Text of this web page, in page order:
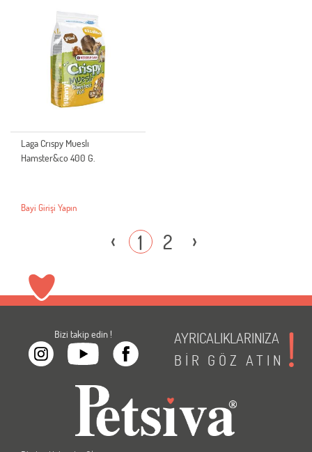
Laga Crıspy Mueslı
Hamster&co 400 G.
Bayi Girişi Yapın
‹ 1 2 ›
Bizi takip edin !
AYRICALIKLARINIZA
BİR GÖZ ATIN